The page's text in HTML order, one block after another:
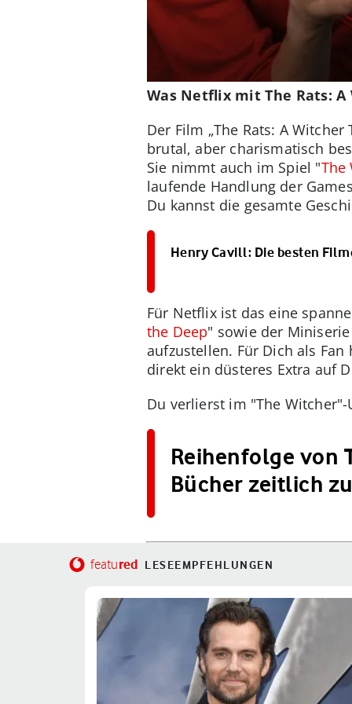
Was Netflix mit The Rats:
Der Film „The Rats: A
brutal, aber charismatisch
Sie nimmt auch im Spiel "The
laufende Handlung der
Du kannst die gesamte
Henry Cavill: Die besten
Für Netflix ist das eine
the Deep" sowie der Miniserie
aufzustellen. Für Dich als
direkt ein düsteres Extra auf
Du verlierst im "The
Reihenfolge von
Bücher zeitlich
featured LESEEMPFEHLUNGEN